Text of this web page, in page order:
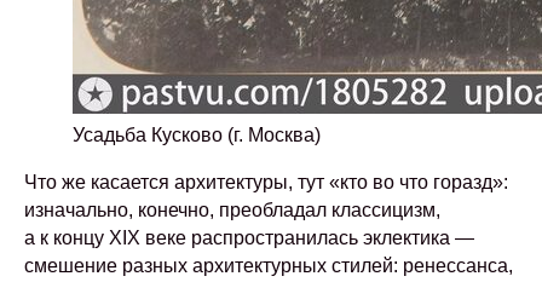
Усадьба Кусково (г. Москва)
Что же касается архитектуры, тут «кто во что горазд»:
изначально, конечно, преобладал классицизм,
а к концу XIX веке распространилась эклектика —
смешение разных архитектурных стилей: ренессанса,